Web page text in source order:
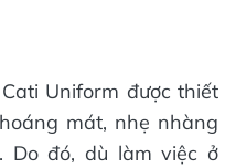
Uniform được thiết
mát, nhẹ nhàng
Do đó, dù làm việc ở